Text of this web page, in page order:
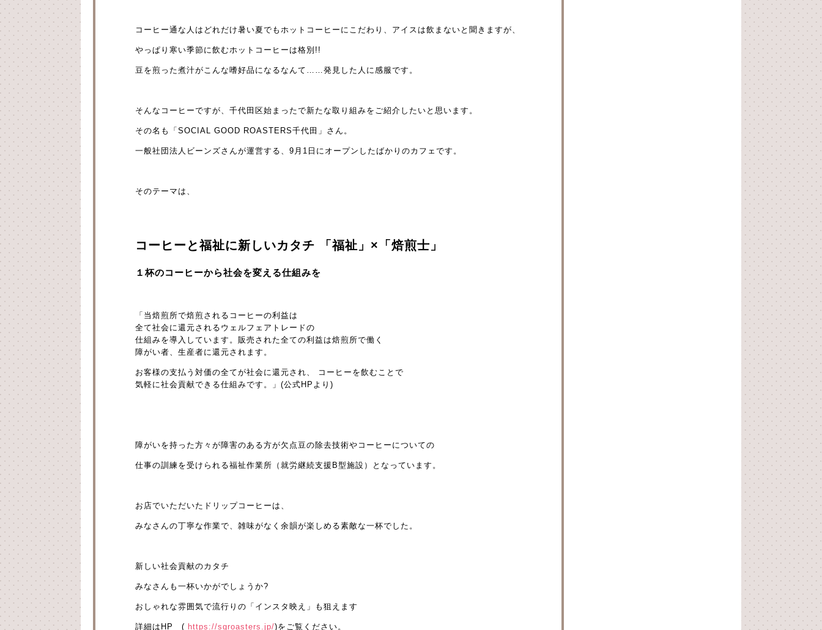
コーヒー通な人はどれだけ暑い夏でもホットコーヒーにこだわり、アイスは飲まないと聞きますが、
やっぱり寒い季節に飲むホットコーヒーは格別!!
豆を煎った煮汁がこんな嗜好品になるなんて……発見した人に感服です。
そんなコーヒーですが、千代田区始まったで新たな取り組みをご紹介したいと思います。
その名も「SOCIAL GOOD ROASTERS千代田」さん。
一般社団法人ビーンズさんが運営する、9月1日にオープンしたばかりのカフェです。
そのテーマは、
コーヒーと福祉に新しいカタチ 「福祉」×「焙煎士」
１杯のコーヒーから社会を変える仕組みを
「当焙煎所で焙煎されるコーヒーの利益は
全て社会に還元されるウェルフェアトレードの
仕組みを導入しています。販売された全ての利益は焙煎所で働く
障がい者、生産者に還元されます。
お客様の支払う対価の全てが社会に還元され、 コーヒーを飲むことで
気軽に社会貢献できる仕組みです。」(公式HPより)
障がいを持った方々が障害のある方が欠点豆の除去技術やコーヒーについての
仕事の訓練を受けられる福祉作業所（就労継続支援B型施設）となっています。
お店でいただいたドリップコーヒーは、
みなさんの丁寧な作業で、雑味がなく余韻が楽しめる素敵な一杯でした。
新しい社会貢献のカタチ
みなさんも一杯いかがでしょうか?
おしゃれな雰囲気で流行りの「インスタ映え」も狙えます
詳細はHP ( https://sgroasters.jp/)をご覧ください。